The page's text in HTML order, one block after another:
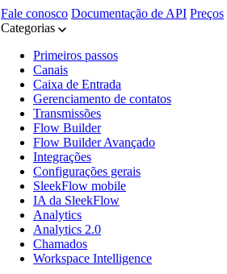
Fale conosco Documentação de API Preços
Categorias
Primeiros passos
Canais
Caixa de Entrada
Gerenciamento de contatos
Transmissões
Flow Builder
Flow Builder Avançado
Integrações
Configurações gerais
SleekFlow mobile
IA da SleekFlow
Analytics
Analytics 2.0
Chamados
Workspace Intelligence